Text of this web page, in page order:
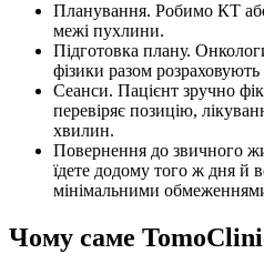
Планування. Робимо КТ
межі пухлини.
Підготовка плану.
фізики разом розраховують
Сеанси. Пацієнт зручно
перевіряє позицію,
хвилин.
Повернення до звичного
їдете додому того ж дня й
мінімальними
Чому саме